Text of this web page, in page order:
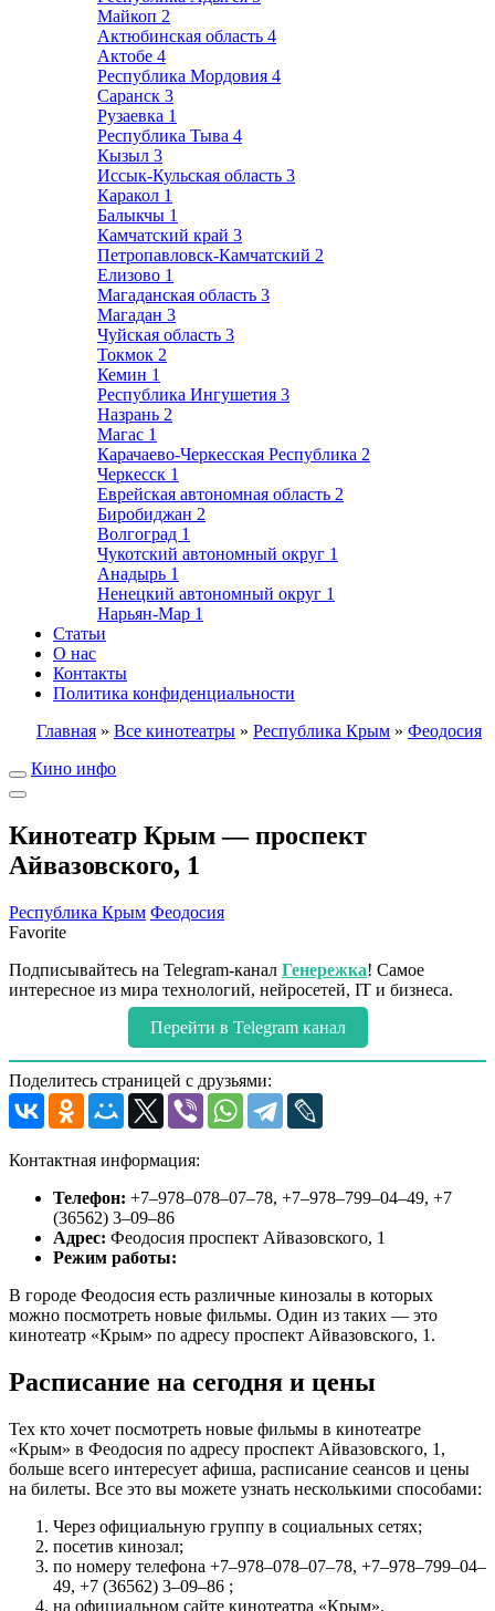
Майкоп 2
Актюбинская область 4
Актобе 4
Республика Мордовия 4
Саранск 3
Рузаевка 1
Республика Тыва 4
Кызыл 3
Иссык-Кульская область 3
Каракол 1
Балыкчы 1
Камчатский край 3
Петропавловск-Камчатский 2
Елизово 1
Магаданская область 3
Магадан 3
Чуйская область 3
Токмок 2
Кемин 1
Республика Ингушетия 3
Назрань 2
Магас 1
Карачаево-Черкесская Республика 2
Черкесск 1
Еврейская автономная область 2
Биробиджан 2
Волгоград 1
Чукотский автономный округ 1
Анадырь 1
Ненецкий автономный округ 1
Нарьян-Мар 1
Статьи
О нас
Контакты
Политика конфиденциальности
Главная » Все кинотеатры » Республика Крым » Феодосия
Кино инфо
Кинотеатр Крым — проспект
Айвазовского, 1
Республика Крым Феодосия
Favorite
Подписывайтесь на Telegram-канал Генережка! Самое
интересное из мира технологий, нейросетей, IT и бизнеса.
Перейти в Telegram канал
Поделитесь страницей с друзьями:
Контактная информация:
Телефон: +7‒978‒078‒07‒78, +7‒978‒799‒04‒49, +7
(36562) 3‒09‒86
Адрес: Феодосия проспект Айвазовского, 1
Режим работы:
В городе Феодосия есть различные кинозалы в которых
можно посмотреть новые фильмы. Один из таких — это
кинотеатр «Крым» по адресу проспект Айвазовского, 1.
Расписание на сегодня и цены
Тех кто хочет посмотреть новые фильмы в кинотеатре
«Крым» в Феодосия по адресу проспект Айвазовского, 1,
больше всего интересует афиша, расписание сеансов и цены
на билеты. Все это вы можете узнать несколькими способами:
Через официальную группу в социальных сетях;
посетив кинозал;
по номеру телефона +7‒978‒078‒07‒78, +7‒978‒799‒04‒
49, +7 (36562) 3‒09‒86 ;
на официальном сайте кинотеатра «Крым».